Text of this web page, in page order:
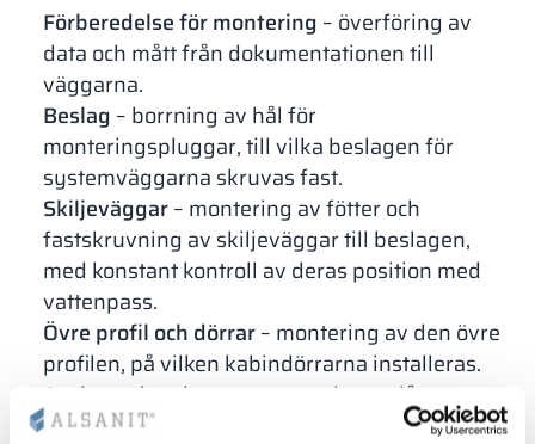
Förberedelse för montering – överföring av
data och mått från dokumentationen till
väggarna.
Beslag – borrning av hål för
monteringspluggar, till vilka beslagen för
systemväggarna skruvas fast.
Skiljeväggar– montering av fötter och
fastskruvning av skiljeväggar till beslagen,
med konstant kontroll av deras position med
vattenpass.
Övre profil och dörrar– montering av den övre
profilen, på vilken kabindörrarna installeras.
Avslutande arbeten
– montering av lås-
handtag och klädkrokar på toalettkabinens dörr